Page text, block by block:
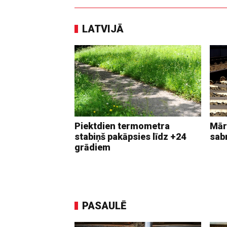
LATVIJĀ
Piektdien termometra
stabiņš pakāpsies līdz +24
grādiem
PASAULĒ